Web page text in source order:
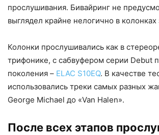
прослушивания. Бивайринг не
выглядел крайне нелогично в колонках
Колонки прослушивались как в
трифонике, с сабвуфером серии Debut
поколения – ELAC S10EQ. В качестве
использовались треки самых разных
George Michael до «Van Halen».
После всех этапов